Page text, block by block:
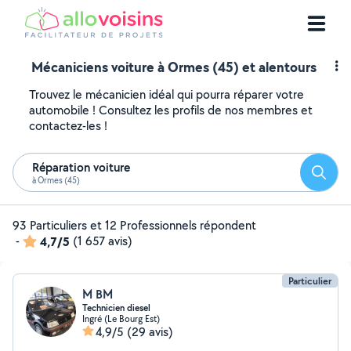
Mécaniciens voiture à Ormes (45) et alentours
Trouvez le mécanicien idéal qui pourra réparer votre
automobile ! Consultez les profils de nos membres et
contactez-les !
Réparation voiture
à Ormes (45)
93 Particuliers et 12 Professionnels répondent
-
4,7/5 (1 657 avis)
Particulier
M BM
Technicien diesel
Ingré (Le Bourg Est)
4,9/5 (29 avis)